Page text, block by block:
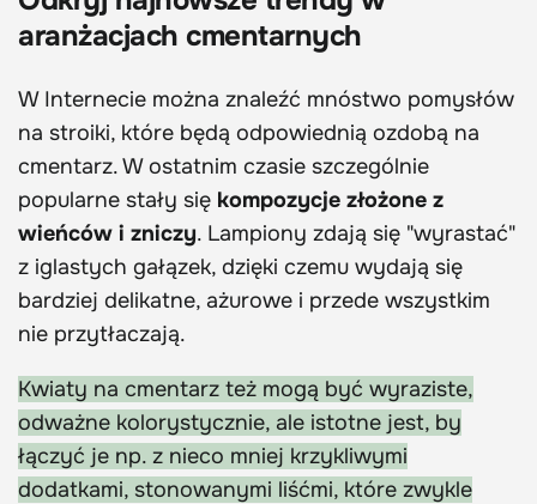
aranżacjach cmentarnych
W Internecie można znaleźć mnóstwo pomysłów
na stroiki, które będą odpowiednią ozdobą na
cmentarz. W ostatnim czasie szczególnie
popularne stały się kompozycje złożone z
wieńców i zniczy. Lampiony zdają się "wyrastać"
z iglastych gałązek, dzięki czemu wydają się
bardziej delikatne, ażurowe i przede wszystkim
nie przytłaczają.
Kwiaty na cmentarz też mogą być wyraziste,
odważne kolorystycznie, ale istotne jest, by
łączyć je np. z nieco mniej krzykliwymi
dodatkami, stonowanymi liśćmi, które zwykle